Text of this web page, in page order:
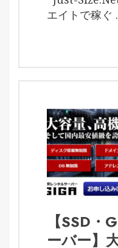
エイトで稼ぐ
【SSD
ーバー】